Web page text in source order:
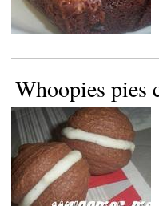
Whoopies pies